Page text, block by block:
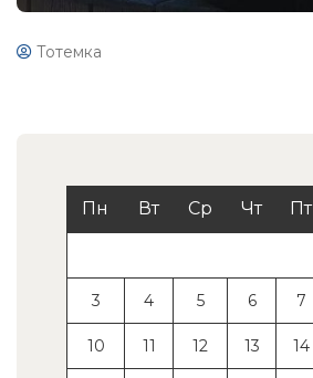
Тотемка
Пн Вт Ср Чт Пт
3 4 5 6 7
10 11 12 13 14